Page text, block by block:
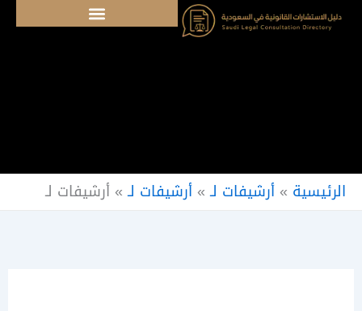
تخطي
الرئيسية »أرشيفات لـ»أرشيفات لـ» أرشيفات لـ